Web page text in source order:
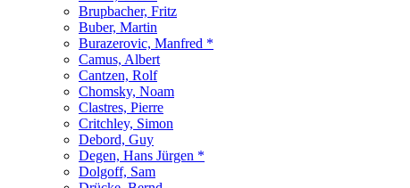
Brupbacher, Fritz
Buber, Martin
Burazerovic, Manfred *
Camus, Albert
Cantzen, Rolf
Chomsky, Noam
Clastres, Pierre
Critchley, Simon
Debord, Guy
Degen, Hans Jürgen *
Dolgoff, Sam